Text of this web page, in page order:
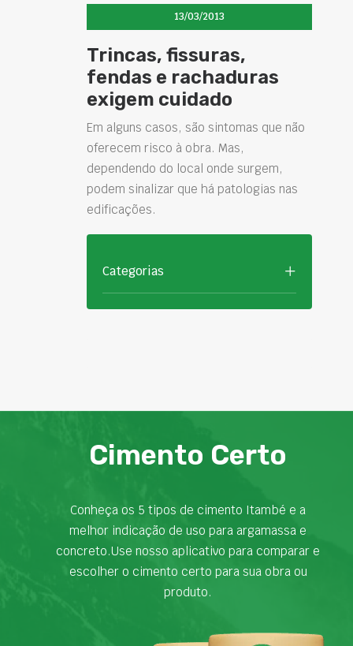
13/03/2013
Trincas, fissuras,
fendas e rachaduras
exigem cuidado
Em alguns casos, são sintomas que não
oferecem risco à obra. Mas,
dependendo do local onde surgem,
podem sinalizar que há patologias nas
edificações.
Categorias
Cimento Certo
Conheça os 5 tipos de cimento Itambé e a
melhor indicação de uso para argamassa e
concreto.Use nosso aplicativo para comparar e
escolher o cimento certo para sua obra ou
produto.